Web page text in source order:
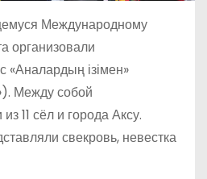
Международному
организовали
«Аналардың ізімен»
Между собой
11 сёл и города Аксу.
свекровь, невестка